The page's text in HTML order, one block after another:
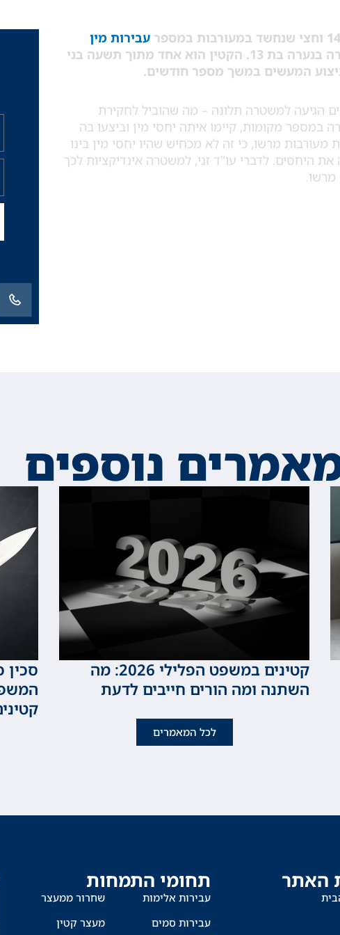
עבירות מין
הכוללות אונס ומעשים מגונים, שבוצעו לכאורה בנערה בת 13. הקטין הוא אחד מתוך תשעה בני
הגיעה למשטרה תלונה – מה שהוביל לחקירת
מקומות, קיימו איתה יחסי מין וביצעו בה
מעורבות מרשו, כי זה לא מכחיש שהיו יחסי מין בינו
היחסים. לדברי עו"ד זני, למשטרה אינדיקציות לכך
נוספים
קטינים במשפט הפלילי 2026: מה
השתנה ומה הורים חייבים לדעת
סכין
לכל המאמרים
האתר תחומי התמחות
עבירות אלימות
עבירות סמים
שחרור ממעצר
מעצר קטין